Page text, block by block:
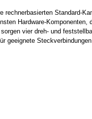
rechnerbasierten Standard-
Hardware-Komponenten,
vier dreh- und
geeignete